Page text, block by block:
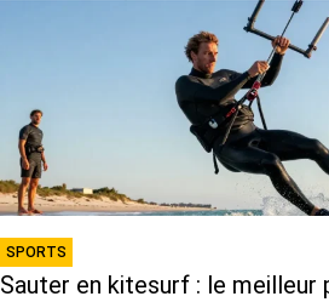
SPORTS
Sauter en kitesurf : le meilleur